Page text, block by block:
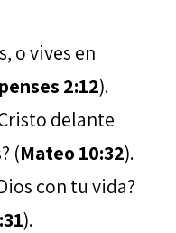
o vives en
2:12).
delante
(Mateo 10:32).
con tu vida?
).